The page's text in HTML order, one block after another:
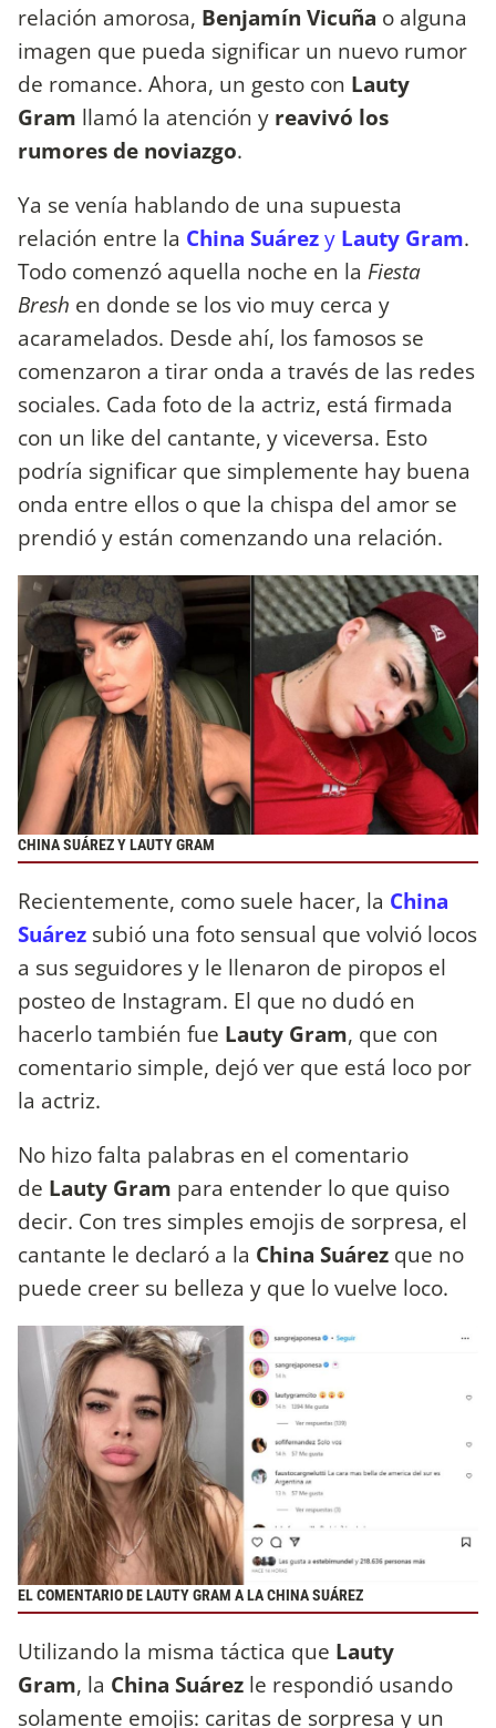
relación amorosa, Benjamín Vicuña o alguna
imagen que pueda significar un nuevo rumor
de romance. Ahora, un gesto con Lauty
Gram llamó la atención y reavivó los
rumores de noviazgo.
Ya se venía hablando de una supuesta
relación entre la China Suárezy Lauty Gram.
Todo comenzó aquella noche en la Fiesta
Bresh en donde se los vio muy cerca y
acaramelados. Desde ahí, los famosos se
comenzaron a tirar onda a través de las redes
sociales. Cada foto de la actriz, está firmada
con un like del cantante, y viceversa. Esto
podría significar que simplemente hay buena
onda entre ellos o que la chispa del amor se
prendió y están comenzando una relación.
CHINA SUÁREZ Y LAUTY GRAM
Recientemente, como suele hacer, la China
Suárez subió una foto sensual que volvió locos
a sus seguidores y le llenaron de piropos el
posteo de Instagram. El que no dudó en
hacerlo también fue Lauty Gram, que con
comentario simple, dejó ver que está loco por
la actriz.
No hizo falta palabras en el comentario
de Lauty Gram para entender lo que quiso
decir. Con tres simples emojis de sorpresa, el
cantante le declaró a la China Suárez que no
puede creer su belleza y que lo vuelve loco.
EL COMENTARIO DE LAUTY GRAM A LA CHINA SUÁREZ
Utilizando la misma táctica que Lauty
Gram, la China Suárez le respondió usando
solamente emojis: caritas de sorpresa y un